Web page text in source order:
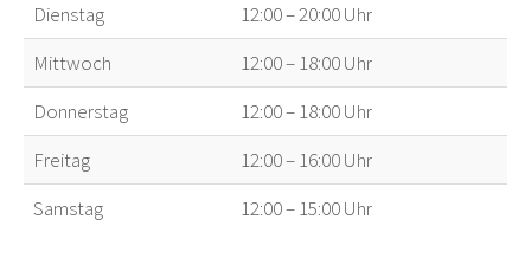
Dienstag
12:00 – 20:00 Uhr
Mittwoch
12:00 – 18:00 Uhr
Donnerstag
12:00 – 18:00 Uhr
Freitag
12:00 – 16:00 Uhr
Samstag
12:00 – 15:00 Uhr